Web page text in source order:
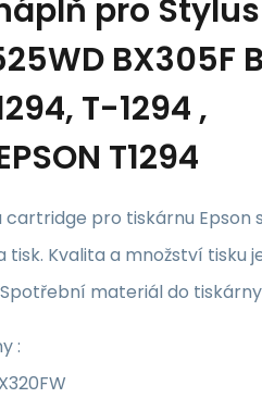
pro Stylus
BX305F
T-1294 ,
T1294
pro tiskárnu Epson
tisk. Kvalita a množství tisku
materiál do
: